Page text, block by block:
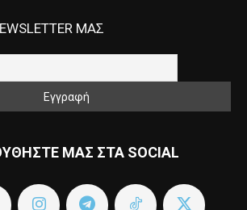
ΜΑΣ
ΜΑΣ ΣΤΑ SOCIAL